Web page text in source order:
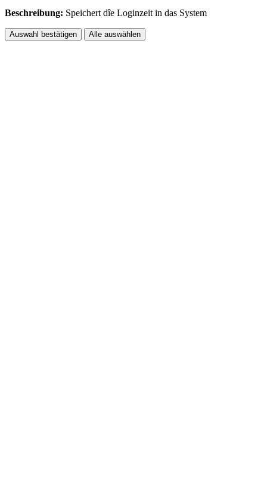
Beschreibung: Speichert dîe Loginzeit in das System
Auswahl bestätigen Alle auswählen